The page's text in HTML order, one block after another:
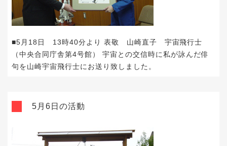
■5月18日 13時40分より 表敬 山崎直子 宇宙飛行士
（中央合同庁舎第4号館） 宇宙との交信時に私が詠んだ俳
句を山崎宇宙飛行士にお送り致しました。
5月6日の活動